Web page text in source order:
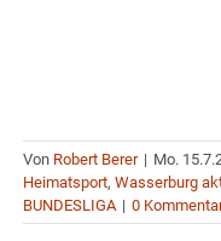
Von Robert Berer | Mo.
Heimatsport, Wasserburg
BUNDESLIGA | 0